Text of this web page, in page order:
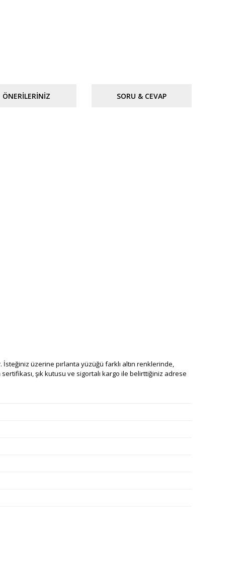
ÖNERILERINIZ SORU & CEVAP
İsteğiniz üzerine pırlanta yüzüğü farklı altın renklerinde,
şık kutusu ve sigortalı kargo ile belirttiğiniz adrese